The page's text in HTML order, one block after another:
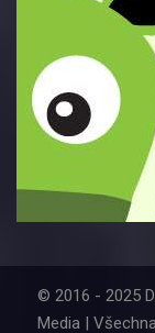
© 2016 - 2025
Media |